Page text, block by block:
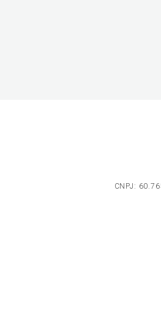
CNPJ: